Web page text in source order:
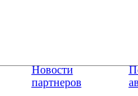
Новости
партнеров